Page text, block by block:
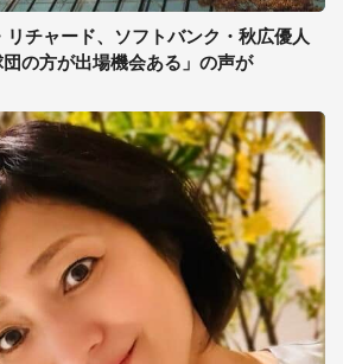
チャード、ソフトバンク・秋広優人
の方が出場機会ある」の声が